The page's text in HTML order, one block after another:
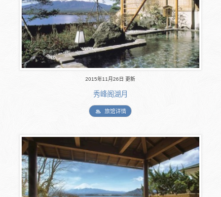
2015年11月26日 更新
秀峰阁湖月
旅馆详情